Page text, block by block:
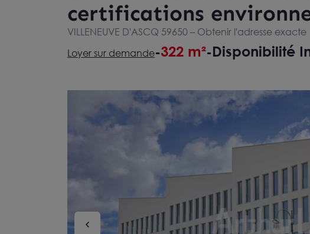
certifications
VILLENEUVE D'ASCQ 59650 – Obtenir l'adresse exacte
Loyer sur demande-322 m²-Disponibilité